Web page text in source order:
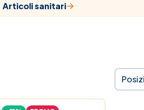
Articoli sanitari